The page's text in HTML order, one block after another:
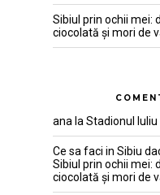
Sibiul prin ochii mei:
ciocolată și mori de
ana la Stadionul
Ce sa faci in Sibiu
Sibiul prin ochii mei:
ciocolată și mori de